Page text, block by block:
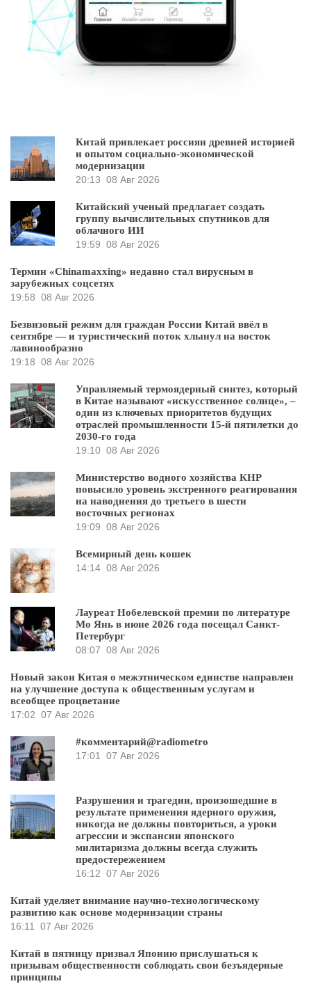
Китай привлекает россиян древней историей
и опытом социально-экономической
модернизации
20:13 08 Авг 2026
Китайский ученый предлагает создать
группу вычислительных спутников для
облачного ИИ
19:59 08 Авг 2026
Термин «Chinamaxxing» недавно стал вирусным в
зарубежных соцсетях
19:58 08 Авг 2026
Безвизовый режим для граждан России Китай ввёл в
сентябре — и туристический поток хлынул на восток
лавинообразно
19:18 08 Авг 2026
Управляемый термоядерный синтез, который
в Китае называют «искусственное солнце», –
один из ключевых приоритетов будущих
отраслей промышленности 15-й пятилетки до
2030-го года
19:10 08 Авг 2026
Министерство водного хозяйства КНР
повысило уровень экстренного реагирования
на наводнения до третьего в шести
восточных регионах
19:09 08 Авг 2026
Всемирный день кошек
14:14 08 Авг 2026
Лауреат Нобелевской премии по литературе
Мо Янь в июне 2026 года посещал Санкт-
Петербург
08:07 08 Авг 2026
Новый закон Китая о межэтническом единстве направлен
на улучшение доступа к общественным услугам и
всеобщее процветание
17:02 07 Авг 2026
#комментарий@radiometro
17:01
07 Авг 2026
Разрушения и трагедии, произошедшие в
результате применения ядерного оружия,
никогда не должны повториться, а уроки
агрессии и экспансии японского
милитаризма должны всегда служить
предостережением
16:12 07 Авг 2026
Китай уделяет внимание научно-технологическому
развитию как основе модернизации страны
16:11
07 Авг 2026
Китай в пятницу призвал Японию прислушаться к
призывам общественности соблюдать свои безъядерные
принципы